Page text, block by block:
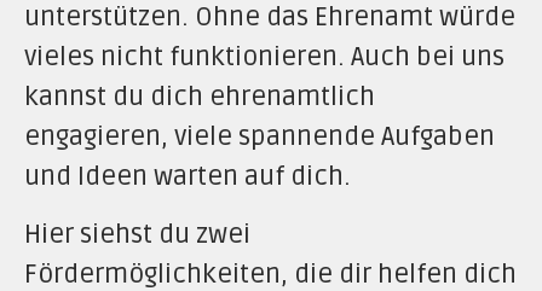
unterstützen. Ohne das Ehrenamt würde
vieles nicht funktionieren. Auch bei uns
kannst du dich ehrenamtlich
engagieren, viele spannende Aufgaben
und Ideen warten auf dich.
Hier siehst du zwei
Fördermöglichkeiten, die dir helfen dich